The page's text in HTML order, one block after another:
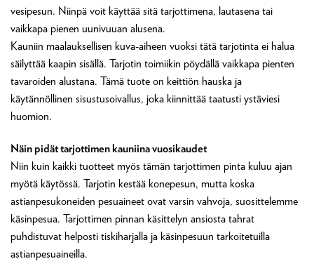
vesipesun. Niinpä voit käyttää sitä tarjottimena, lautasena tai
vaikkapa pienen uunivuuan alusena.
Kauniin maalauksellisen kuva-aiheen vuoksi tätä tarjotinta ei halua
säilyttää kaapin sisällä. Tarjotin toimiikin pöydällä vaikkapa pienten
tavaroiden alustana. Tämä tuote on keittiön hauska ja
käytännöllinen sisustusoivallus, joka kiinnittää taatusti ystäviesi
huomion.
Näin pidät tarjottimen kauniina vuosikaudet
Niin kuin kaikki tuotteet myös tämän tarjottimen pinta kuluu ajan
myötä käytössä. Tarjotin kestää konepesun, mutta koska
astianpesukoneiden pesuaineet ovat varsin vahvoja, suosittelemme
käsinpesua. Tarjottimen pinnan käsittelyn ansiosta tahrat
puhdistuvat helposti tiskiharjalla ja käsinpesuun tarkoitetuilla
astianpesuaineilla.